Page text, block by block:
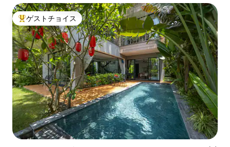
大好評のゲストチョイスです。
ゲストチョイス